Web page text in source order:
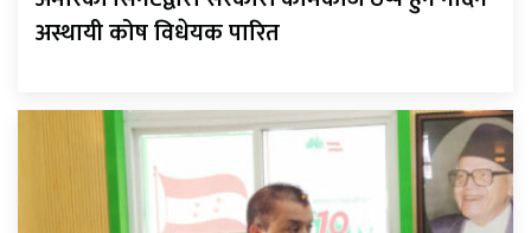
अस्थायी कोष विधेयक पारित